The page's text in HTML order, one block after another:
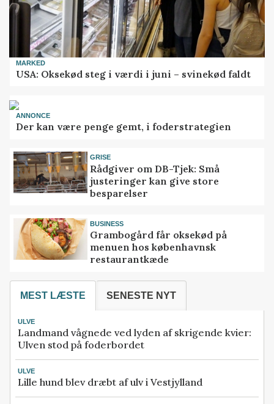
MARKED
USA: Oksekød steg i værdi i juni – svinekød faldt
ANNONCE
Der kan være penge gemt, i foderstrategien
GRISE
Rådgiver om DB-Tjek: Små
justeringer kan give store
besparelser
BUSINESS
Grambogård får oksekød på
menuen hos københavnsk
restaurantkæde
MEST LÆSTE SENESTE NYT
ULVE
Landmand vågnede ved lyden af skrigende kvier:
Ulven stod på foderbordet
ULVE
Lille hund blev dræbt af ulv i Vestjylland